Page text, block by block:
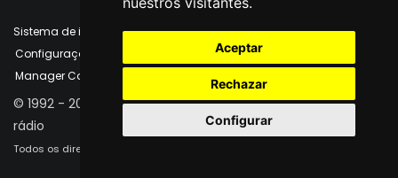
Aceptar
Rechazar
Configurar
Sistema de informação interno
Aviso Legal
Configurações de cookies
Política de Cookies
Manager Cookies
© 1992 - 2026 | Radiotrans - Engenharia e fornecimento de
rádio
Todos os direitos reservados